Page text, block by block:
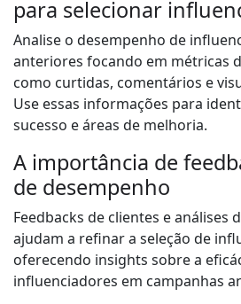
para selecionar
Analise o desempenho de
anteriores focando em métricas
como curtidas, comentários e
Use essas informações para
sucesso e áreas de melhoria.
A importância de
de desempenho
Feedbacks de clientes e análises
ajudam a refinar a seleção de
oferecendo insights sobre a
influenciadores em campanhas